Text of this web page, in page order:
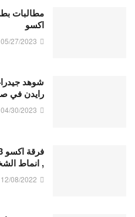
مطالبات
اكسو
05/27/2023
رايدن في
04/30/2023
, انماط
12/08/2022